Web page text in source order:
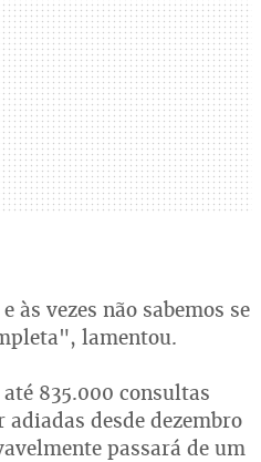
às vezes não sabemos se
lamentou.
835.000 consultas
desde dezembro
passará de um